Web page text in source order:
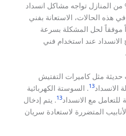
الإحصائيات أن 40% من المنازل تواجه مشاكل انسداد
هذه الحالات، الاستعانة بفني
لحل المشكلة بسرعة
الانسداد عند استخدام فني
.
مثل كاميرات التفتيش
الانسداد 13. السوستة الكهربائية
مع الانسداد 13. يتم إدخال
المتضررة لاستعادة سريان